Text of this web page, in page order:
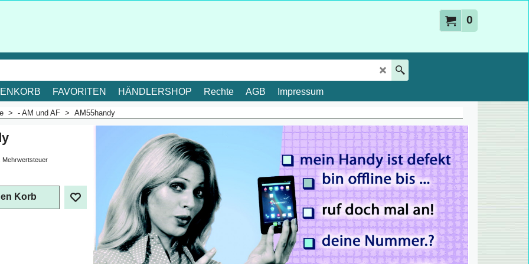
0
FAVORITEN HÄNDLERSHOP Rechte AGB Impressum
> - AM und AF > AM55handy
Mehrwertsteuer
Korb